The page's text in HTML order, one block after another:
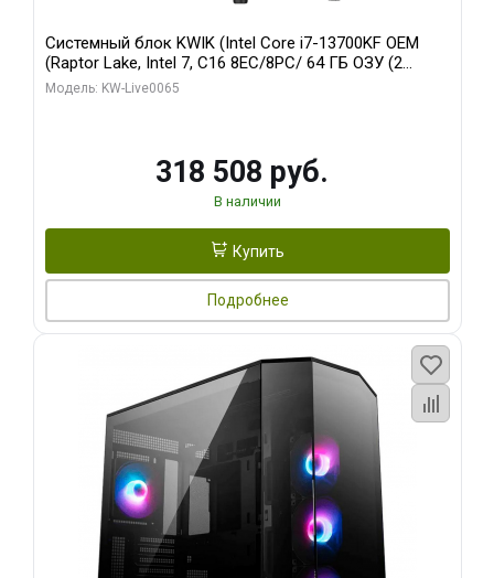
Системный блок KWIK (Intel Core i7-13700KF OEM
(Raptor Lake, Intel 7, C16 8EC/8PC/ 64 ГБ ОЗУ (2
модуля)/ ASUS RTX5080 PROART OC 16GB GDDR7
Модель: KW-Live0065
318 508 руб.
В наличии
Купить
Подробнее